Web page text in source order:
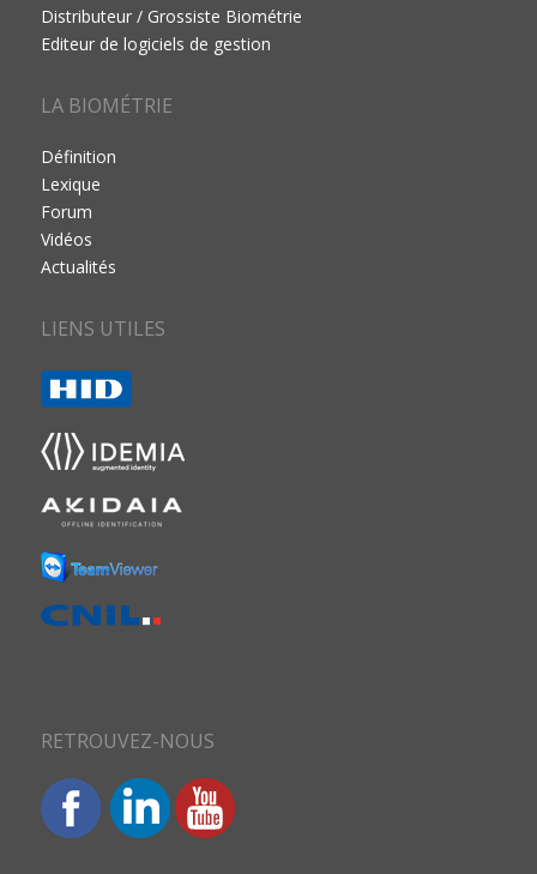
Distributeur / Grossiste Biométrie
Editeur de logiciels de gestion
LA BIOMÉTRIE
Définition
Lexique
Forum
Vidéos
Actualités
LIENS UTILES
RETROUVEZ-NOUS